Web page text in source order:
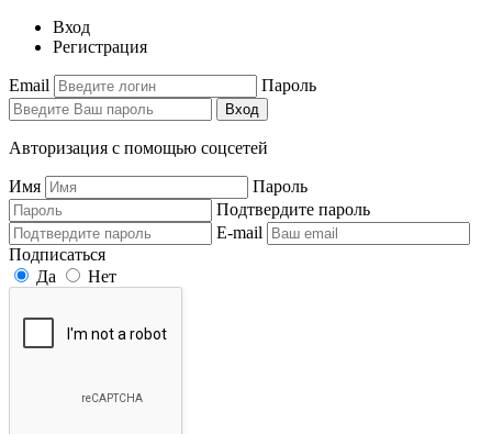
Вход
Регистрация
Email Пароль
Вход
Авторизация с помощью соцсетей
Имя
Пароль
Подтвердите пароль
E-mail
Подписаться
Да
Нет